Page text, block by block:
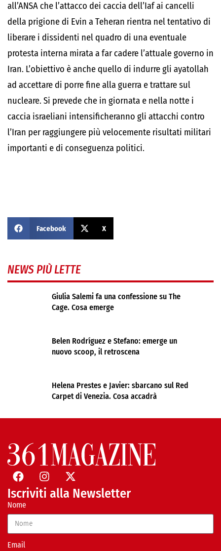
all’ANSA che l’attacco dei caccia dell’Iaf ai cancelli
della prigione di Evin a Teheran rientra nel tentativo di
liberare i dissidenti nel quadro di una eventuale
protesta interna mirata a far cadere l’attuale governo in
Iran. L’obiettivo è anche quello di indurre gli ayatollah
ad accettare di porre fine alla guerra e trattare sul
nucleare. Si prevede che in giornata e nella notte i
caccia israeliani intensificheranno gli attacchi contro
l’Iran per raggiungere più velocemente risultati militari
importanti e di conseguenza politici.
Facebook X
NEWS PIÙ LETTE
Giulia Salemi fa una confessione su The
Cage. Cosa emerge
Belen Rodríguez e Stefano: emerge un
nuovo scoop, il retroscena
Helena Prestes e Javier: sbarcano sul Red
Carpet di Venezia. Cosa accadrà
Iscriviti alla Newsletter
Nome
Email